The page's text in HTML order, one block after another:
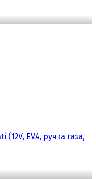
EVA, ручка газа,